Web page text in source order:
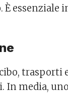
essenziale
trasporti
In media,